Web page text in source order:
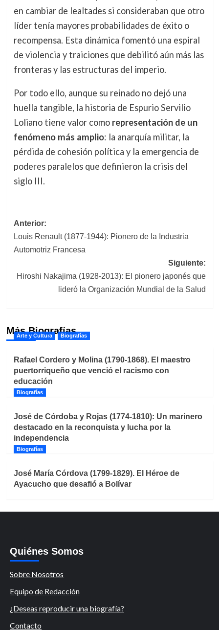
en cambiar de lealtades si consideraban que otro
líder tenía mayores probabilidades de éxito o
recompensa. Esta dinámica fomentó una espiral
de violencia y traiciones que debilitó aún más las
fronteras y las estructuras del imperio.
Por todo ello, aunque su reinado no dejó una
huella tangible, la historia de Espurio Servilio
Loliano tiene valor como representación de un
fenómeno más amplio: la anarquía militar, la
pérdida de cohesión política y la emergencia de
poderes paralelos que definieron la crisis del
siglo III.
Navegación
de
Anterior:
Louis Renault (1877-1944): Pionero de la Industria
Automotriz Francesa
Siguiente:
Hiroshi Nakajima (1928-2013): El pionero japonés que
lideró la Organización Mundial de la Salud
Más Biografías
Arte y Cultura Biografías
Rafael Cordero y Molina (1790-1868). El maestro
puertorriqueño que venció el racismo con
educación
Biografías
José de Córdoba y Rojas (1774-1810): Un marinero
destacado en la reconquista y lucha por la
independencia
Biografías
José María Córdova (1799-1829). El Héroe de
Ayacucho que desafió a Bolívar
Quiénes Somos
Sobre Nosotros
Equipo de Redacción
¿Deseas reproducir una biografía?
Contacto